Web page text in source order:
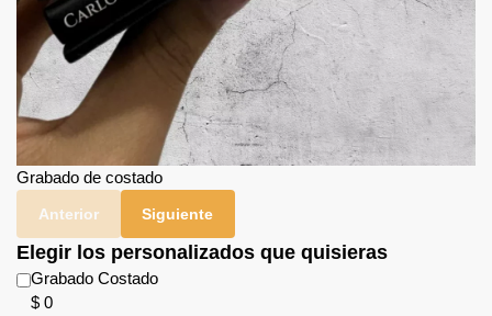
Grabado de costado
Anterior Siguiente
Elegir los personalizados que quisieras
Grabado Costado
$ 0